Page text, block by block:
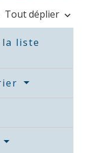
Tout déplier keyboard_arrow_down
liste